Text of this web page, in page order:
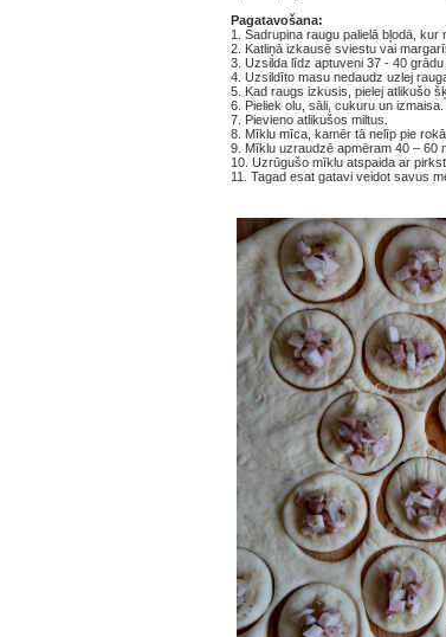
Pagatavošana:
1. Sadrupina raugu palielā bļodā, kur
2. Katliņā izkausē sviestu vai
3. Uzsilda līdz aptuveni 37 - 40
4. Uzsildīto masu nedaudz uzlej
5. Kad raugs izkusis, pielej atlikušo
6. Pieliek olu, sāli, cukuru un
7. Pievieno atlikušos miltus.
8. Mīklu mīca, kamēr tā nelīp pie
9. Mīklu uzraudzē apmēram 40 – 60
10. Uzrūgušo mīklu atspaida ar
11. Tagad esat gatavi veidot savus